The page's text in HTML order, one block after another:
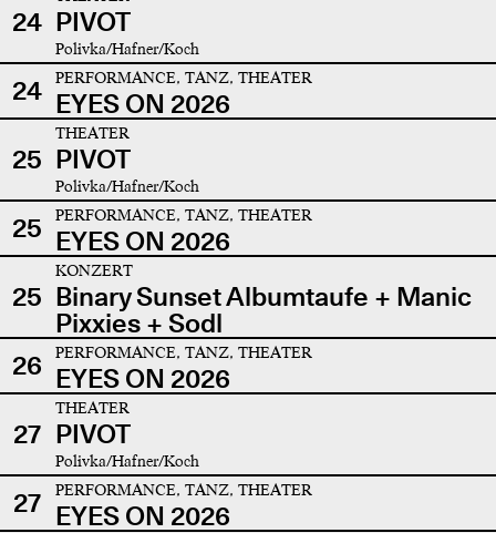
24 PIVOT
Polivka/Hafner/Koch
24 PERFORMANCE, TANZ, THEATER
EYES ON 2026
25
THEATER
PIVOT
Polivka/Hafner/Koch
25 PERFORMANCE, TANZ, THEATER
EYES ON 2026
25
KONZERT
Binary Sunset Albumtaufe + Manic
Pixxies + Sodl
26
PERFORMANCE, TANZ, THEATER
EYES ON 2026
27
THEATER
PIVOT
Polivka/Hafner/Koch
27 PERFORMANCE, TANZ, THEATER
EYES ON 2026